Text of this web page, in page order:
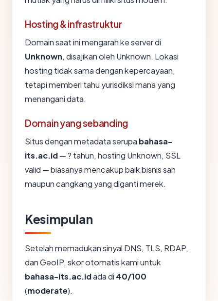
Hosting & infrastruktur
Domain saat ini mengarah ke server di
Unknown, disajikan oleh Unknown. Lokasi
hosting tidak sama dengan kepercayaan,
tetapi memberi tahu yurisdiksi mana yang
menangani data.
Domain yang sebanding
Situs dengan metadata serupa bahasa-
its.ac.id— ? tahun, hosting Unknown, SSL
valid — biasanya mencakup baik bisnis sah
maupun cangkang yang diganti merek.
Kesimpulan
Setelah memadukan sinyal DNS, TLS, RDAP,
dan GeoIP, skor otomatis kami untuk
bahasa-its.ac.idada di 40/100
(moderate).